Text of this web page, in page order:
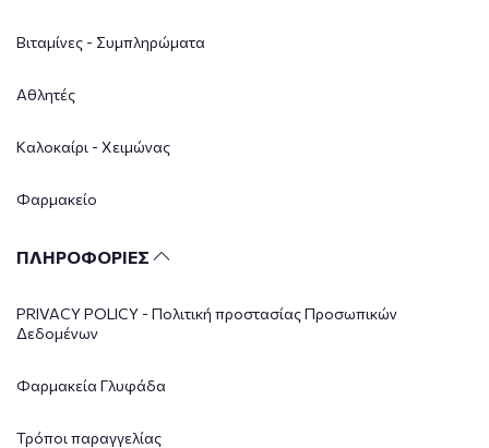
Βιταμίνες - Συμπληρώματα
Αθλητές
Καλοκαίρι - Χειμώνας
Φαρμακείο
ΠΛΗΡΟΦΟΡΙΕΣ
PRIVACY POLICY - Πολιτική προστασίας Προσωπικών
Δεδομένων
Φαρμακεία Γλυφάδα
Τρόποι παραγγελίας